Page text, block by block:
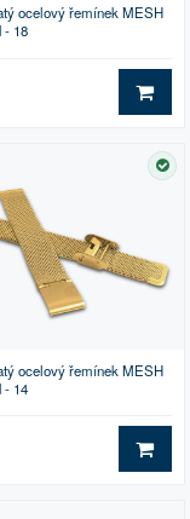
ocelový řemínek MESH
- 18
DO
ocelový řemínek MESH
- 14
DO